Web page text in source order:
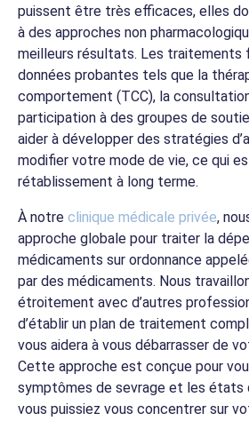
puissent être très efficaces, elles
à des approches non
meilleurs résultats. Les traitements
données probantes tels que la
comportement (TCC), la
participation à des groupes de
aider à développer des stratégies
modifier votre mode de vie, ce qui
rétablissement à long terme.
À notre clinique médicale privée,
approche globale pour traiter la
médicaments sur ordonnance
par des médicaments. Nous
étroitement avec d’autres
d’établir un plan de traitement
vous aidera à vous débarrasser de
Cette approche est conçue pour
symptômes de sevrage et les états
vous puissiez vous concentrer sur